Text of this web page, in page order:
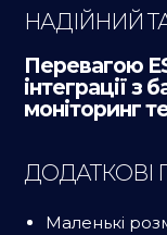
НАДІЙНИЙ
Перевагою
інтеграції з
моніторинг
ДОДАТКОВІ
Маленькі